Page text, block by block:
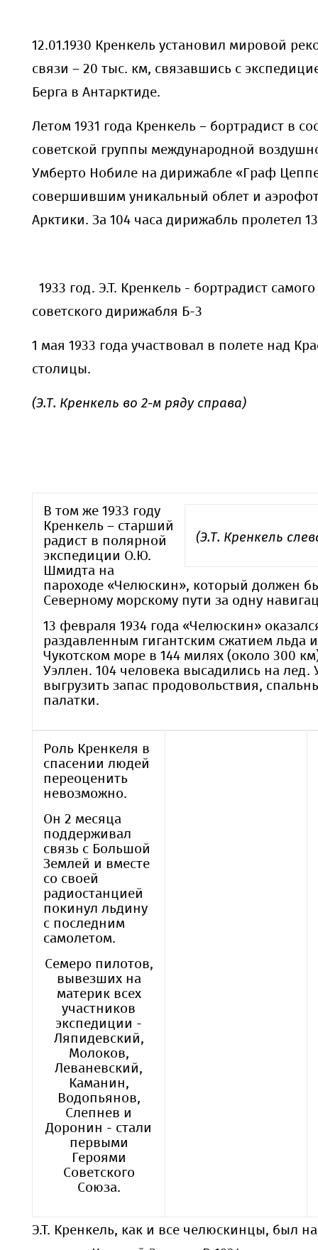
12.01.1930 Кренкель установил мировой
связи – 20 тыс. км, связавшись с
Берга в Антарктиде.
Летом 1931 года Кренкель – бортрадист в
советской группы международной
Умберто Нобиле на дирижабле «Граф
совершившим уникальный облет и
Арктики. За 104 часа дирижабль пролетел
1933 год. Э.Т. Кренкель - бортрадист
советского дирижабля Б-3
1 мая 1933 года участвовал в полете над
столицы.
(Э.Т. Кренкель во 2-м ряду справа)
(Э.Т. Кренкель
В том же 1933 году
Кренкель – старший
радист в полярной
экспедиции О.Ю.
Шмидта на
пароходе «Челюскин», который должен
Северному морскому пути за одну
13 февраля 1934 года «Челюскин»
раздавленным гигантским сжатием льда
Чукотском море в 144 милях (около 300
Уэллен. 104 человека высадились на лед.
выгрузить запас продовольствия,
палатки.
Роль Кренкеля в
спасении людей
переоценить
невозможно.
Он 2 месяца
поддерживал
связь с Большой
Землей и вместе
со своей
радиостанцией
покинул льдину
с последним
самолетом.
Семеро пилотов,
вывезших на
материк всех
участников
экспедиции -
Ляпидевский,
Молоков,
Леваневский,
Каманин,
Водопьянов,
Слепнев и
Доронин - стали
первыми
Героями
Советского
Союза.
Э.Т. Кренкель, как и все челюскинцы, был